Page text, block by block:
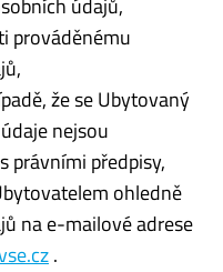
údajů,
prováděnému
že se Ubytovaný
nejsou
právními předpisy,
ohledně
na e-mailové adrese
.